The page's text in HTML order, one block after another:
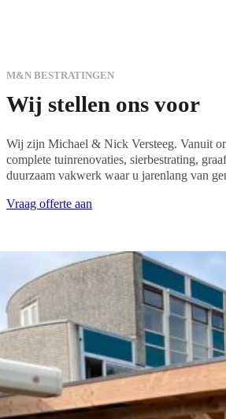
M&N BESTRATINGEN
Wij stellen ons voor
Wij zijn Michael & Nick Versteeg. Vanuit
complete tuinrenovaties, sierbestrating,
duurzaam vakwerk waar u jarenlang van
Vraag offerte aan